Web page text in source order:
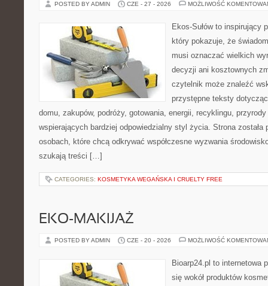
POSTED BY ADMIN CZE - 27 - 2026 MOŻLIWOŚĆ
Ekos-Sułów to inspirujący
który pokazuje, że
musi oznaczać wielkich
decyzji ani kosztownych
czytelnik może znaleźć
przystępne teksty
domu, zakupów, podróży, gotowania, energii, recyklingu,
wspierających bardziej odpowiedzialny styl życia. Strona została
osobach, które chcą odkrywać współczesne wyzwania
szukają treści […]
CATEGORIES: KOSMETYKA WEGAŃSKA I CRUELTY FREE
EKO-MAKIJAŻ
POSTED BY ADMIN CZE - 20 - 2026 MOŻLIWOŚĆ
Bioarp24.pl to internetowa
się wokół produktów